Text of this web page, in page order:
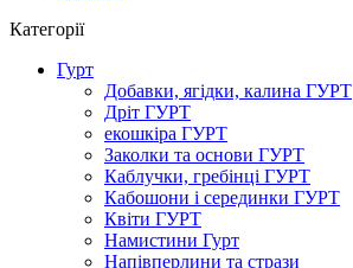
Категорії
Гурт
Добавки, ягідки, калина ГУРТ
Дріт ГУРТ
екошкіра ГУРТ
Заколки та основи ГУРТ
Каблучки, гребінці ГУРТ
Кабошони і серединки ГУРТ
Квіти ГУРТ
Намистини Гурт
Напівперлини та стрази